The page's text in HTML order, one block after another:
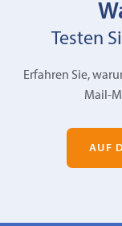
Testen
Erfahren Sie,
Mail-
AUF